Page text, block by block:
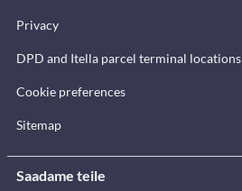
Privacy
DPD and Itella parcel terminal locations
Cookie preferences
Sitemap
Saadame teile